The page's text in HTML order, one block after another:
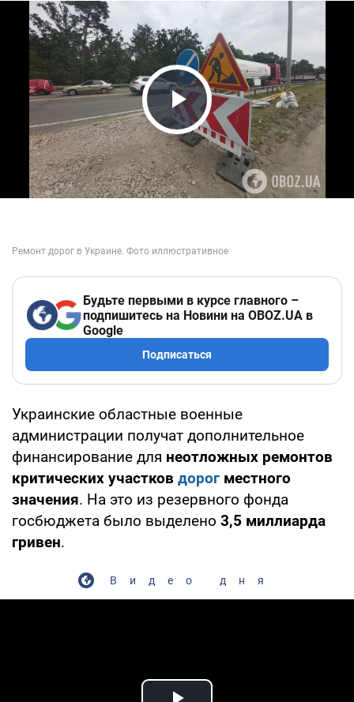
Play Video
Будьте первыми в курсе главного –
подпишитесь на Новини на OBOZ.UA в
Google
Подписаться
Украинские областные военные
администрации получат дополнительное
финансирование для неотложных ремонтов
критических участков дорог местного
значения. На это из резервного фонда
госбюджета было выделено 3,5 миллиарда
гривен.
Видео дня